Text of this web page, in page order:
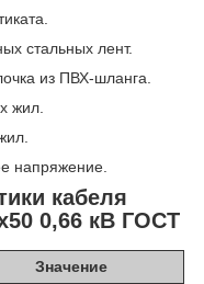
стальных лент.
из ПВХ-шланга.
жил.
напряжение.
кабеля
0,66 кВ ГОСТ
Значение